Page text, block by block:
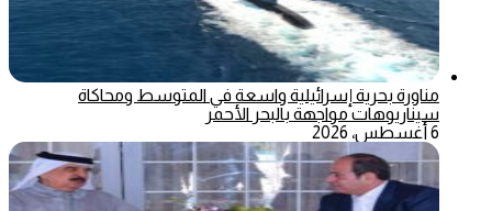
مناورة بحرية إسرائيلية واسعة في المتوسط ومحاكاة
سيناريوهات مواجهة بالبحر الأحمر
6 أغسطس، 2026